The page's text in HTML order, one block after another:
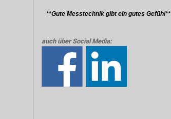
**Gute Messtechnik gibt ein gutes Gefühl**
auch über Social Media: